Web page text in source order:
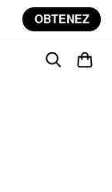
OBTENEZ